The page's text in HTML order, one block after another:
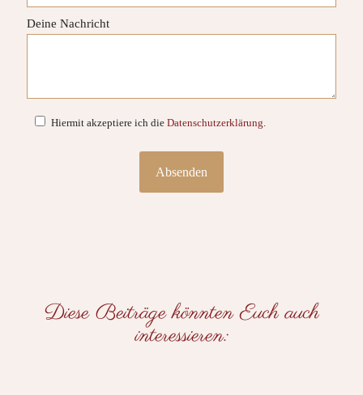
Deine Nachricht
Hiermit akzeptiere ich die Datenschutzerklärung.
Diese Beiträge könnten Euch auch
interessieren: